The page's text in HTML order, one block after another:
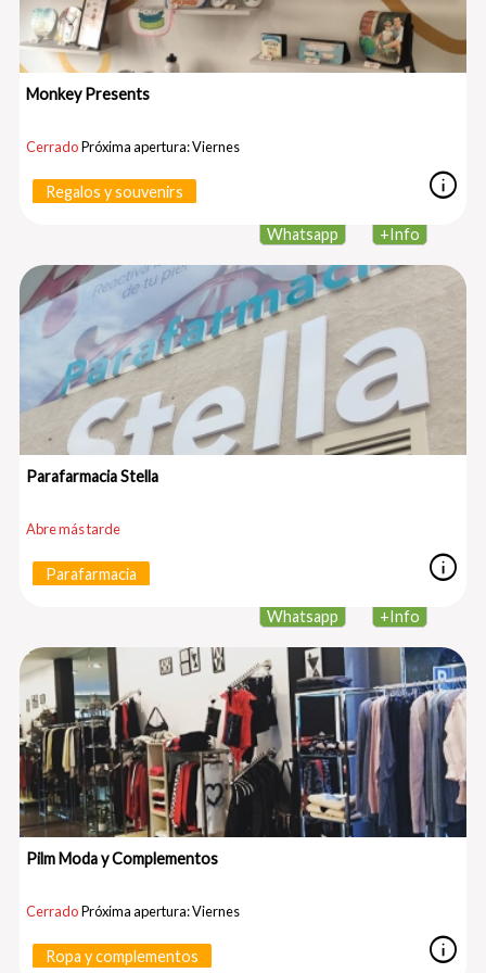
Monkey Presents
CerradoPróxima apertura: Viernes
Regalos y souvenirs info
+Info
Whatsapp
Parafarmacia Stella
Abre más tarde
Parafarmacia info
+Info
Whatsapp
Pilm Moda y Complementos
CerradoPróxima apertura: Viernes
Ropa y complementos info